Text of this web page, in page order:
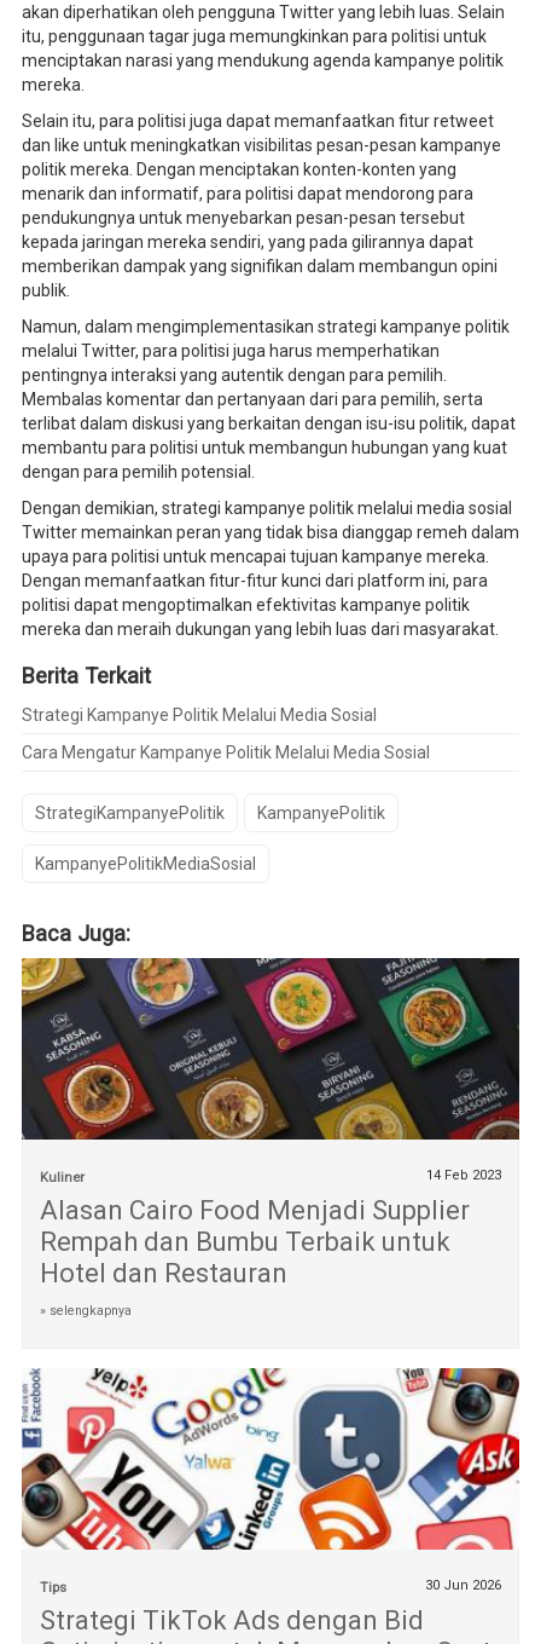
akan diperhatikan oleh pengguna Twitter yang lebih luas. Selain
itu, penggunaan tagar juga memungkinkan para politisi untuk
menciptakan narasi yang mendukung agenda kampanye politik
mereka.
Selain itu, para politisi juga dapat memanfaatkan fitur retweet
dan like untuk meningkatkan visibilitas pesan-pesan kampanye
politik mereka. Dengan menciptakan konten-konten yang
menarik dan informatif, para politisi dapat mendorong para
pendukungnya untuk menyebarkan pesan-pesan tersebut
kepada jaringan mereka sendiri, yang pada gilirannya dapat
memberikan dampak yang signifikan dalam membangun opini
publik.
Namun, dalam mengimplementasikan strategi kampanye politik
melalui Twitter, para politisi juga harus memperhatikan
pentingnya interaksi yang autentik dengan para pemilih.
Membalas komentar dan pertanyaan dari para pemilih, serta
terlibat dalam diskusi yang berkaitan dengan isu-isu politik, dapat
membantu para politisi untuk membangun hubungan yang kuat
dengan para pemilih potensial.
Dengan demikian, strategi kampanye politik melalui media sosial
Twitter memainkan peran yang tidak bisa dianggap remeh dalam
upaya para politisi untuk mencapai tujuan kampanye mereka.
Dengan memanfaatkan fitur-fitur kunci dari platform ini, para
politisi dapat mengoptimalkan efektivitas kampanye politik
mereka dan meraih dukungan yang lebih luas dari masyarakat.
Berita Terkait
Strategi Kampanye Politik Melalui Media Sosial
Cara Mengatur Kampanye Politik Melalui Media Sosial
StrategiKampanyePolitik KampanyePolitik
KampanyePolitikMediaSosial
Baca Juga:
Kuliner 14 Feb 2023
Alasan Cairo Food Menjadi Supplier
Rempah dan Bumbu Terbaik untuk
Hotel dan Restauran
» selengkapnya
Tips 30 Jun 2026
Strategi TikTok Ads dengan Bid